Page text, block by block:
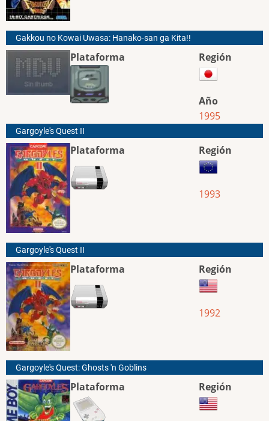
Gakkou no Kowai Uwasa: Hanako-san ga Kita!!
Plataforma Región
Año
1995
Gargoyle's Quest II
Plataforma Región
1993
Gargoyle's Quest II
Plataforma Región
1992
Gargoyle's Quest: Ghosts 'n Goblins
Plataforma Región